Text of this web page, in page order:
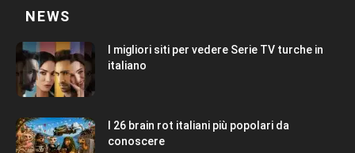
NEWS
I migliori siti per vedere Serie TV turche in
italiano
I 26 brain rot italiani più popolari da
conoscere